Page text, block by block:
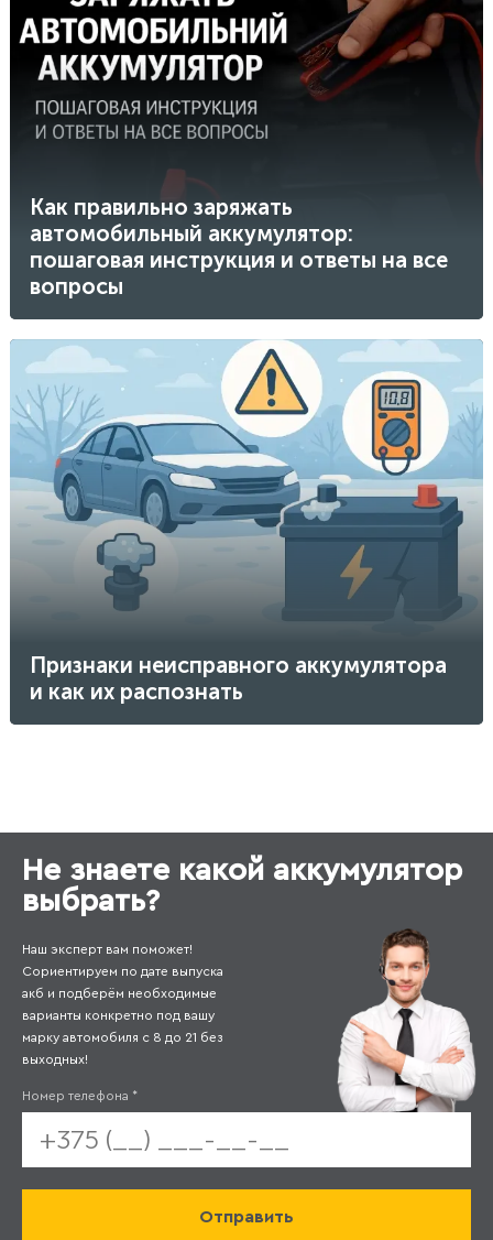
Как правильно заряжать
автомобильный аккумулятор:
пошаговая инструкция и ответы на все
вопросы
Признаки неисправного аккумулятора
и как их распознать
Не знаете какой аккумулятор
выбрать?
Наш эксперт вам поможет!
Сориентируем по дате выпуска
акб и подберём необходимые
варианты конкретно под вашу
марку автомобиля с 8 до 21 без
выходных!
Номер телефона *